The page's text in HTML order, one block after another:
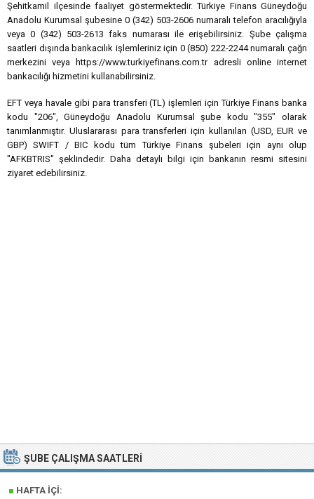
Şehitkamil ilçesinde faaliyet göstermektedir. Türkiye Finans Güneydoğu
Anadolu Kurumsal şubesine 0 (342) 503-2606 numaralı telefon aracılığıyla
veya 0 (342) 503-2613 faks numarası ile erişebilirsiniz. Şube çalışma
saatleri dışında bankacılık işlemleriniz için 0 (850) 222-2244 numaralı çağrı
merkezini veya https://www.turkiyefinans.com.tr adresli online internet
bankacılığı hizmetini kullanabilirsiniz.
EFT veya havale gibi para transferi (TL) işlemleri için Türkiye Finans banka
kodu "206", Güneydoğu Anadolu Kurumsal şube kodu "355" olarak
tanımlanmıştır. Uluslararası para transferleri için kullanılan (USD, EUR ve
GBP) SWIFT / BIC kodu tüm Türkiye Finans şubeleri için aynı olup
"AFKBTRIS" şeklindedir. Daha detaylı bilgi için bankanın resmi sitesini
ziyaret edebilirsiniz.
ŞUBE ÇALIŞMA SAATLERI
■ HAFTA İÇI: